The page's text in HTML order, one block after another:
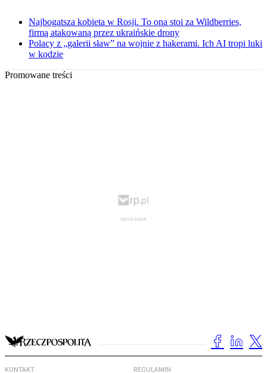
Najbogatsza kobieta w Rosji. To ona stoi za Wildberries,
firmą atakowaną przez ukraińskie drony
Polacy z „galerii sław” na wojnie z hakerami. Ich AI tropi luki
w kodzie
Promowane treści
KONTAKT REGULAMIN